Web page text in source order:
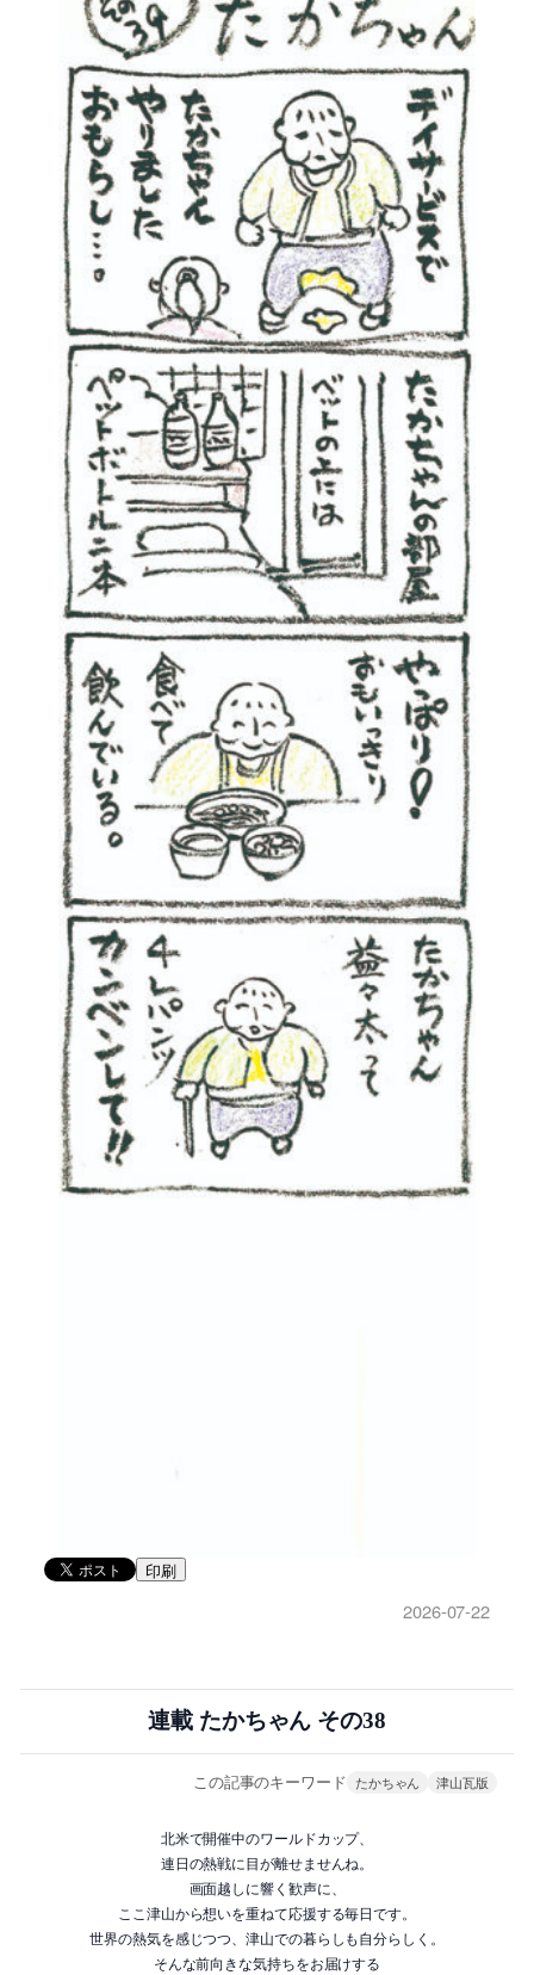
印刷
2026-07-22
連載 たかちゃん その38
この記事のキーワード たかちゃん 津山瓦版
北米で開催中のワールドカップ、
連日の熱戦に目が離せませんね。
画面越しに響く歓声に、
ここ津山から想いを重ねて応援する毎日です。
世界の熱気を感じつつ、津山での暮らしも自分らしく。
そんな前向きな気持ちをお届けする